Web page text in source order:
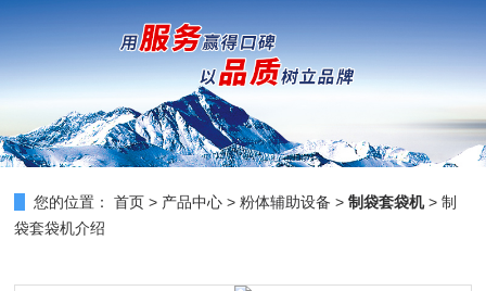
您的位置： 首页 > 产品中心 >粉体辅助设备 >制袋套袋机> 制
袋套袋机介绍